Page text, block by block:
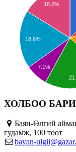
16.2%
18.6%
7.1%
ХОЛБОО
Баян-Өлгий
гудамж, 100 тоот
bayan-